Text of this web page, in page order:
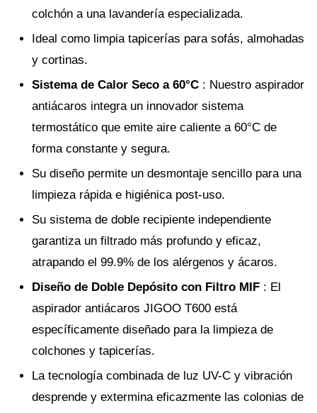
colchón a una lavandería especializada.
Ideal como limpia tapicerías para sofás, almohadas
y cortinas.
Sistema de Calor Seco a 60°C : Nuestro aspirador
antiácaros integra un innovador sistema
termostático que emite aire caliente a 60°C de
forma constante y segura.
Su diseño permite un desmontaje sencillo para una
limpieza rápida e higiénica post-uso.
Su sistema de doble recipiente independiente
garantiza un filtrado más profundo y eficaz,
atrapando el 99.9% de los alérgenos y ácaros.
Diseño de Doble Depósito con Filtro MIF : El
aspirador antiácaros JIGOO T600 está
específicamente diseñado para la limpieza de
colchones y tapicerías.
La tecnología combinada de luz UV-C y vibración
desprende y extermina eficazmente las colonias de